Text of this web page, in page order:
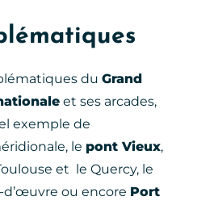
du Grand
et ses arcades,
exemple de
le pont Vieux,
et le Quercy, le
d’œuvre ou encore Port